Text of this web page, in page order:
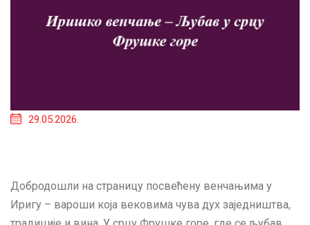
29.05.2026.
Добродошли на страницу посвећену венчањима у
Иригу – вароши која вековима чува дух заједништва,